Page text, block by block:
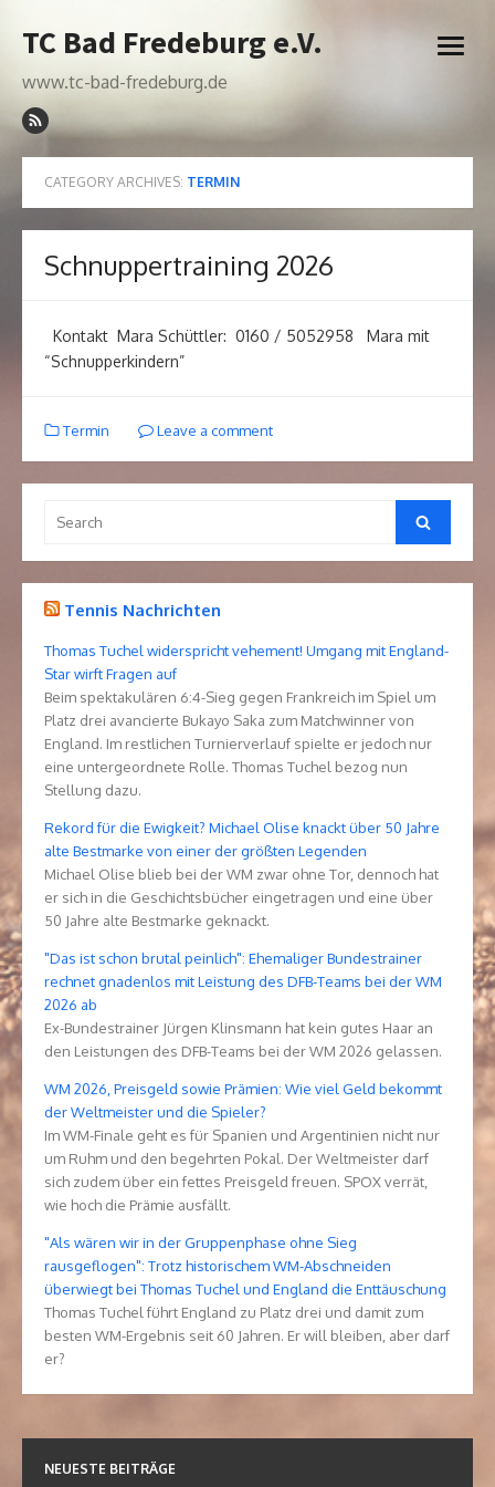
to
TC Bad Fredeburg e.V.
www.tc-bad-fredeburg.de
open
CATEGORY ARCHIVES: TERMIN
Schnuppertraining 2026
Kontakt Mara Schüttler: 0160 / 5052958 Mara mit
“Schnupperkindern”
Termin Leave a comment
Search
Tennis Nachrichten
Thomas Tuchel widerspricht vehement! Umgang mit England-
Star wirft Fragen auf
Beim spektakulären 6:4-Sieg gegen Frankreich im Spiel um
Platz drei avancierte Bukayo Saka zum Matchwinner von
England. Im restlichen Turnierverlauf spielte er jedoch nur
eine untergeordnete Rolle. Thomas Tuchel bezog nun
Stellung dazu.
Rekord für die Ewigkeit? Michael Olise knackt über 50 Jahre
alte Bestmarke von einer der größten Legenden
Michael Olise blieb bei der WM zwar ohne Tor, dennoch hat
er sich in die Geschichtsbücher eingetragen und eine über
50 Jahre alte Bestmarke geknackt.
"Das ist schon brutal peinlich": Ehemaliger Bundestrainer
rechnet gnadenlos mit Leistung des DFB-Teams bei der WM
2026 ab
Ex-Bundestrainer Jürgen Klinsmann hat kein gutes Haar an
den Leistungen des DFB-Teams bei der WM 2026 gelassen.
WM 2026, Preisgeld sowie Prämien: Wie viel Geld bekommt
der Weltmeister und die Spieler?
Im WM-Finale geht es für Spanien und Argentinien nicht nur
um Ruhm und den begehrten Pokal. Der Weltmeister darf
sich zudem über ein fettes Preisgeld freuen. SPOX verrät,
wie hoch die Prämie ausfällt.
"Als wären wir in der Gruppenphase ohne Sieg
rausgeflogen": Trotz historischem WM-Abschneiden
überwiegt bei Thomas Tuchel und England die Enttäuschung
Thomas Tuchel führt England zu Platz drei und damit zum
besten WM-Ergebnis seit 60 Jahren. Er will bleiben, aber darf
er?
NEUESTE BEITRÄGE